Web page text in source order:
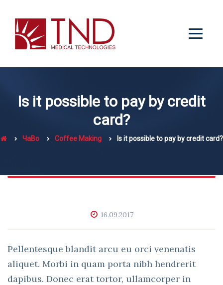
Is it possible to pay by credit
card?
ЧаВо Coffee Making Is it possible to pay by credit card?
16.09.2017
Pellentesque blandit arcu eu orci venenatis
aliquet. Morbi in quam porta nibh hendrerit
dapibus. Donec erat tortor, ullamcorper in